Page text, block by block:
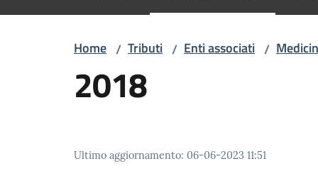
Home / Tributi / Enti associati /
2018
Ultimo aggiornamento: 06-06-2023 11:51